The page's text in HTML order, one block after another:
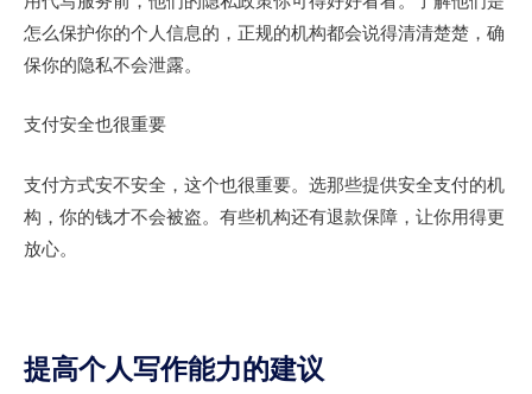
怎么保护你的个人信息的，正规的机构都会说得清清楚楚，确
保你的隐私不会泄露。
支付安全也很重要
支付方式安不安全，这个也很重要。选那些提供安全支付的机
构，你的钱才不会被盗。有些机构还有退款保障，让你用得更
放心。
提高个人写作能力的建议